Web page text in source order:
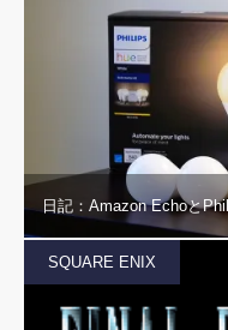
日記：Amazon Echoと
SQUARE ENIX